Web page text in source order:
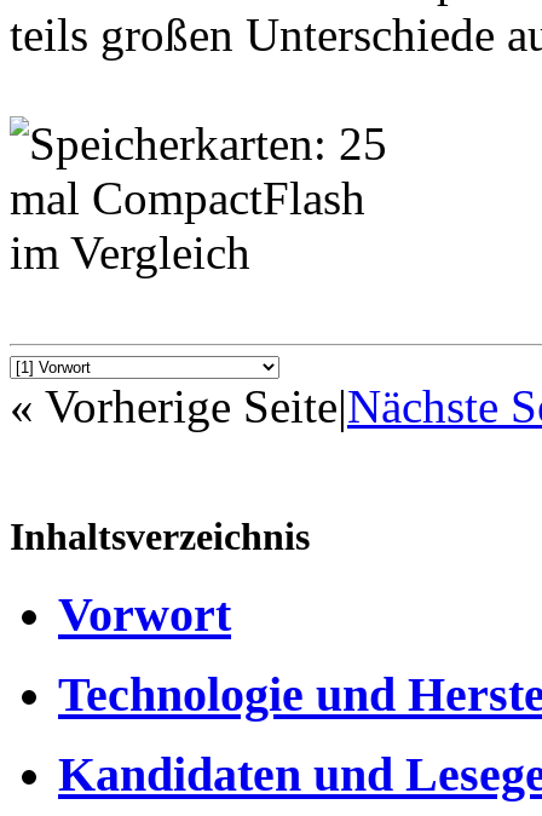
teils großen Unterschiede
« Vorherige Seite|Nächste
Inhaltsverzeichnis
Vorwort
Technologie und
Kandidaten und